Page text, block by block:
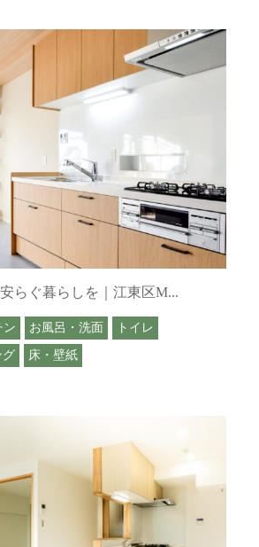
らぐ暮らしを｜江東区M...
ン お風呂・洗面
トイレ
グ
床・壁紙